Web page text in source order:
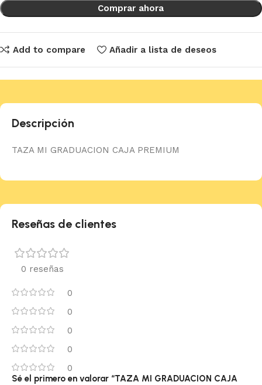
Comprar ahora
Add to compare Añadir a lista de deseos
Descripción
TAZA MI GRADUACION CAJA PREMIUM
Reseñas de clientes
0 reseñas
0
0
0
0
0
Sé el primero en valorar “TAZA MI GRADUACION CAJA